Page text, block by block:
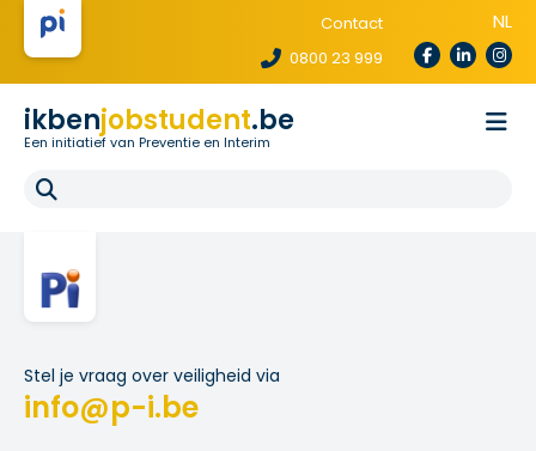
Contact
0800 23 999
NL
ikbenjobstudent.be
Een initiatief van Preventie en Interim
Voor uitzendbureaus
FAQ
Stel je vraag over veiligheid via
info@p-i.be